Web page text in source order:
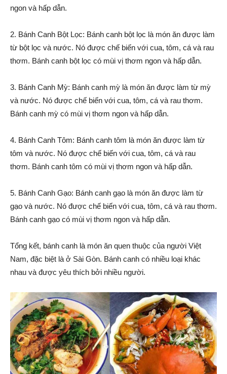
ngon và hấp dẫn.
2. Bánh Canh Bột Lọc: Bánh canh bột lọc là món ăn được làm
từ bột lọc và nước. Nó được chế biến với cua, tôm, cá và rau
thơm. Bánh canh bột lọc có mùi vị thơm ngon và hấp dẫn.
3. Bánh Canh Mỳ: Bánh canh mỳ là món ăn được làm từ mỳ
và nước. Nó được chế biến với cua, tôm, cá và rau thơm.
Bánh canh mỳ có mùi vị thơm ngon và hấp dẫn.
4. Bánh Canh Tôm: Bánh canh tôm là món ăn được làm từ
tôm và nước. Nó được chế biến với cua, tôm, cá và rau
thơm. Bánh canh tôm có mùi vị thơm ngon và hấp dẫn.
5. Bánh Canh Gạo: Bánh canh gạo là món ăn được làm từ
gạo và nước. Nó được chế biến với cua, tôm, cá và rau thơm.
Bánh canh gạo có mùi vị thơm ngon và hấp dẫn.
Tổng kết, bánh canh là món ăn quen thuộc của người Việt
Nam, đặc biệt là ở Sài Gòn. Bánh canh có nhiều loại khác
nhau và được yêu thích bởi nhiều người.